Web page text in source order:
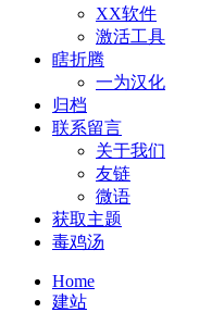
XX软件
激活工具
瞎折腾
一为汉化
归档
联系留言
关于我们
友链
微语
获取主题
毒鸡汤
Home
建站